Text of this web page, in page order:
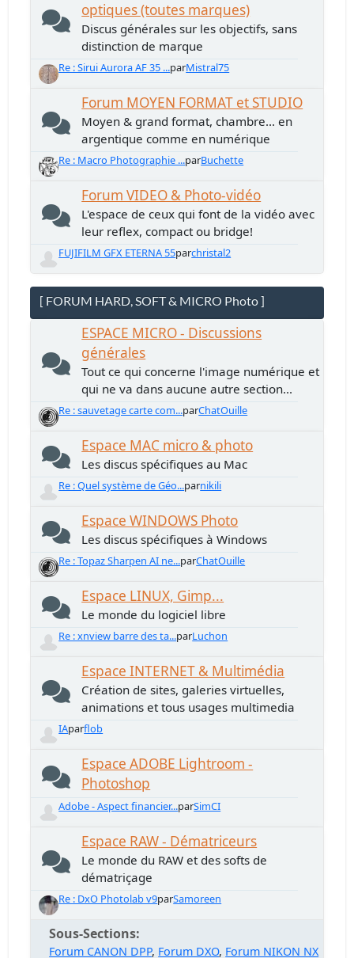
optiques (toutes marques)
Discus générales sur les objectifs, sans
distinction de marque
Re : Sirui Aurora AF 35 ...parMistral75
Forum MOYEN FORMAT et STUDIO
Moyen & grand format, chambre... en
argentique comme en numérique
Re : Macro Photographie ...parBuchette
Forum VIDEO & Photo-vidéo
L'espace de ceux qui font de la vidéo avec
leur reflex, compact ou bridge!
FUJIFILM GFX ETERNA 55parchristal2
[ FORUM HARD, SOFT & MICRO Photo ]
ESPACE MICRO - Discussions
générales
Tout ce qui concerne l'image numérique et
qui ne va dans aucune autre section...
Re : sauvetage carte com...parChatOuille
Espace MAC micro & photo
Les discus spécifiques au Mac
Re : Quel système de Géo...parnikili
Espace WINDOWS Photo
Les discus spécifiques à Windows
Re : Topaz Sharpen AI ne...parChatOuille
Espace LINUX, Gimp...
Le monde du logiciel libre
Re : xnview barre des ta...parLuchon
Espace INTERNET & Multimédia
Création de sites, galeries virtuelles,
animations et tous usages multimedia
IAparflob
Espace ADOBE Lightroom -
Photoshop
Adobe - Aspect financier...parSimCI
Espace RAW - Dématriceurs
Le monde du RAW et des softs de
dématriçage
Re : DxO Photolab v9parSamoreen
Sous-Sections
Forum CANON DPP Forum DXO Forum NIKON NX